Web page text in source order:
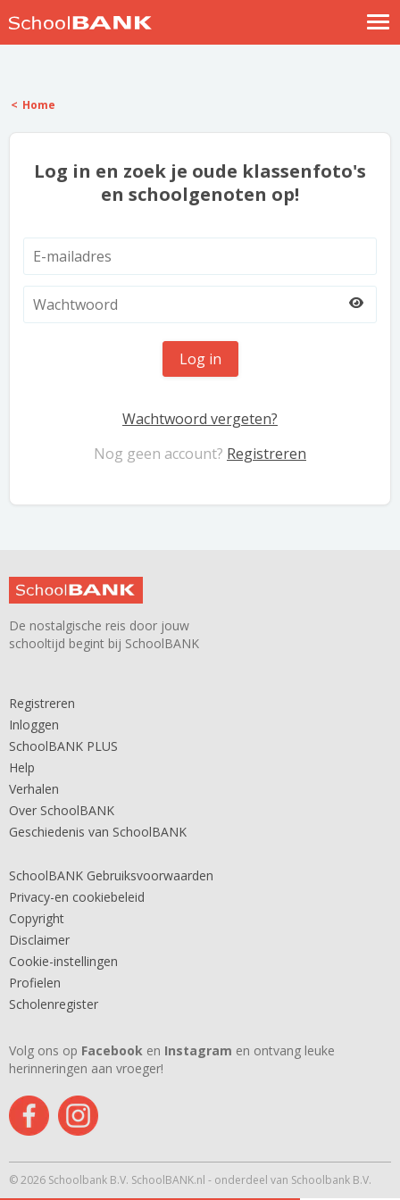
Help
Home
Log in en zoek je oude klassenfoto's
en schoolgenoten op!
Log in
Wachtwoord vergeten?
Nog geen account? Registreren
De nostalgische reis door jouw
schooltijd begint bij SchoolBANK
Registreren
Inloggen
SchoolBANK PLUS
Help
Verhalen
Over SchoolBANK
Geschiedenis van SchoolBANK
SchoolBANK Gebruiksvoorwaarden
Privacy-en cookiebeleid
Copyright
Disclaimer
Cookie-instellingen
Profielen
Scholenregister
Volg ons op Facebook en Instagram en ontvang leuke
herinneringen aan vroeger!
© 2026 Schoolbank B.V. SchoolBANK.nl - onderdeel van Schoolbank B.V.